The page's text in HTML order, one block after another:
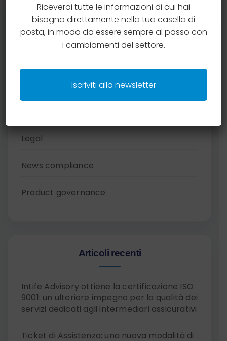
Categorie articoli
Criteri e regole distributive
Legal
News compliance
Product governance
Articoli recenti
InLife Advisory ottiene la certificazione ISO
9001: un ulteriore impegno per la qualità dei
servizi dedicati agli intermediari assicurativi
Ticket di Assistenza: una nuova modalità di
Riceverai tutte le informazioni di cui hai
bisogno direttamente nella tua casella di
posta, in modo da essere sempre al passo con
i cambiamenti del settore.
Iscriviti alla newsletter